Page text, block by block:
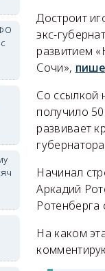
Достроит
экс-
развитием
Сочи»,
Со ссылкой
получило
развивает
Начинал
Аркадий
Ротенберга
На каком